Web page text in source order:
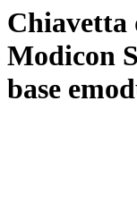
Chiavetta
Modicon
base